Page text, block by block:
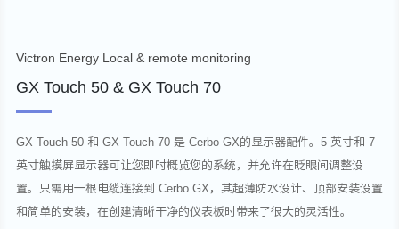
Victron Energy Local & remote monitoring
GX Touch 50 & GX Touch 70
GX Touch 50 和 GX Touch 70 是 Cerbo GX的显示器配件。5 英寸和 7
英寸触摸屏显示器可让您即时概览您的系统，并允许在眨眼间调整设
置。只需用一根电缆连接到 Cerbo GX，其超薄防水设计、顶部安装设置
和简单的安装，在创建清晰干净的仪表板时带来了很大的灵活性。